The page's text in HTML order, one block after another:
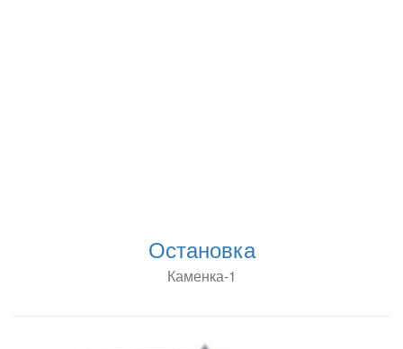
Остановка
Каменка-1